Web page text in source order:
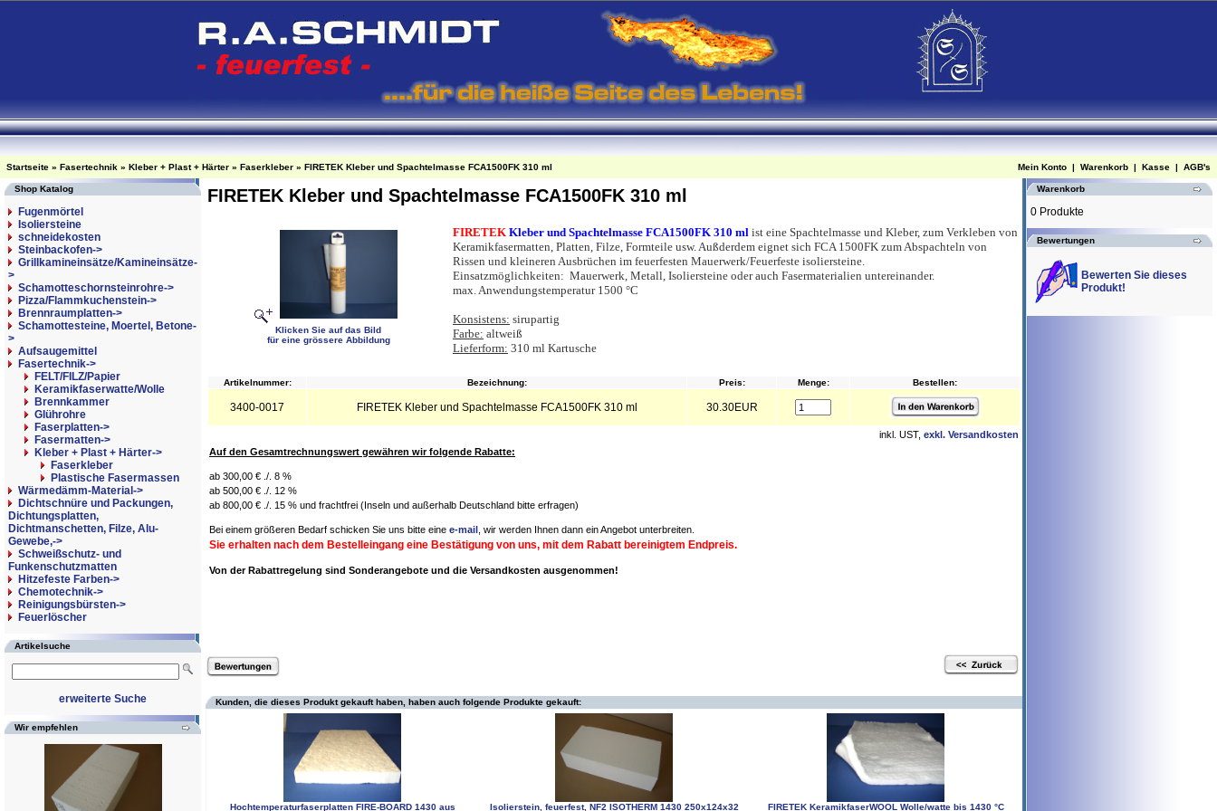
Startseite » Fasertechnik » Kleber + Plast + Härter » Faserkleber » FIRETEK Kleber und Spachtelmasse FCA1500FK 310 ml Mein Konto | Warenkorb | Kasse | AGB's
Shop Katalog
Fugenmörtel
Isoliersteine
schneidekosten
Steinbackofen->
Grillkamineinsätze/Kamineinsätze-
>
Schamotteschornsteinrohre->
Pizza/Flammkuchenstein->
Brennraumplatten->
Schamottesteine, Moertel, Betone-
>
Aufsaugemittel
Fasertechnik->
FELT/FILZ/Papier
Keramikfaserwatte/Wolle
Brennkammer
Glührohre
Faserplatten->
Fasermatten->
Kleber + Plast + Härter->
Faserkleber
Plastische Fasermassen
Wärmedämm-Material->
Dichtschnüre und Packungen,
Dichtungsplatten,
Dichtmanschetten, Filze, Alu-
Gewebe,->
Schweißschutz- und
Funkenschutzmatten
Hitzefeste Farben->
Chemotechnik->
Reinigungsbürsten->
Feuerlöscher
Artikelsuche
erweiterte Suche
Wir empfehlen
FIRETEK Kleber und Spachtelmasse FCA1500FK 310 ml
Klicken Sie auf das Bild
für eine grössere Abbildung
FIRETEK Kleber und Spachtelmasse FCA1500FK 310 ml ist eine Spachtelmasse und Kleber, zum Verkleben von
Keramikfasermatten, Platten, Filze, Formteile usw. Außderdem eignet sich FCA 1500FK zum Abspachteln von
Rissen und kleineren Ausbrüchen im feuerfesten Mauerwerk/Feuerfeste isoliersteine.
Einsatzmöglichkeiten: Mauerwerk, Metall, Isoliersteine oder auch Fasermaterialien untereinander.
max. Anwendungstemperatur 1500 °C
Konsistens: sirupartig
Farbe: altweiß
Lieferform: 310 ml Kartusche
Artikelnummer: Bezeichnung: Preis: Menge: Bestellen:
3400-0017 FIRETEK Kleber und Spachtelmasse FCA1500FK 310 ml 30.30EUR
inkl. UST, exkl. Versandkosten
Auf den Gesamtrechnungswert gewähren wir folgende Rabatte:
ab 300,00 € ./. 8 %
ab 500,00 € ./. 12 %
ab 800,00 € ./. 15 % und frachtfrei (Inseln und außerhalb Deutschland bitte erfragen)
Bei einem größeren Bedarf schicken Sie uns bitte eine e-mail , wir werden Ihnen dann ein Angebot unterbreiten.
Sie erhalten nach dem Bestelleingang eine Bestätigung von uns, mit dem Rabatt bereinigtem Endpreis.
Von der Rabattregelung sind Sonderangebote und die Versandkosten ausgenommen!
Kunden, die dieses Produkt gekauft haben, haben auch folgende Produkte gekauft:
Hochtemperaturfaserplatten FIRE-BOARD 1430 aus Isolierstein, feuerfest, NF2 ISOTHERM 1430 250x124x32 FIRETEK KeramikfaserWOOL Wolle/watte bis 1430 °C
Warenkorb
0 Produkte
Bewertungen
Bewerten Sie dieses
Produkt!